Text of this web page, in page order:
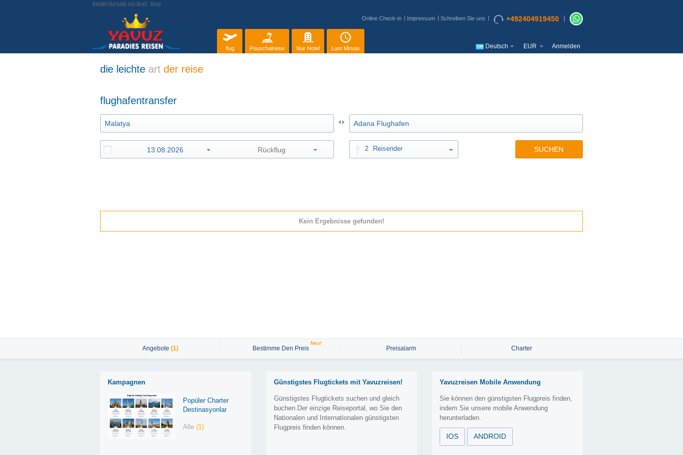
footer.tursab.no.text: true
Online Check-in Impressum Schreiben Sie uns +492404919450
flug Pauschalreise Nur Hotel Last Minute Deutsch EUR Anmelden
die leichte art der reise
flughafentransfer
2 Reisender SUCHEN
Kein Ergebnisse gefunden!
Angebote (1) Bestimme Den Preis
Neu!
Preisalarm Charter
Kampagnen
Popüler Charter
Destinasyonlar
Alle(1)
Günstigstes Flugtickets mit Yavuzreisen!
Günstigstes Flugtickets suchen und gleich
buchen.Der einzige Reiseportal, wo Sie den
Nationalen und Internationalen günstigsten
Flugpreis finden können.
Yavuzreisen Mobile Anwendung
Sie können den günstigsten Flugpreis finden,
indem Sie unsere mobile Anwendung
herunterladen.
IOS ANDROID